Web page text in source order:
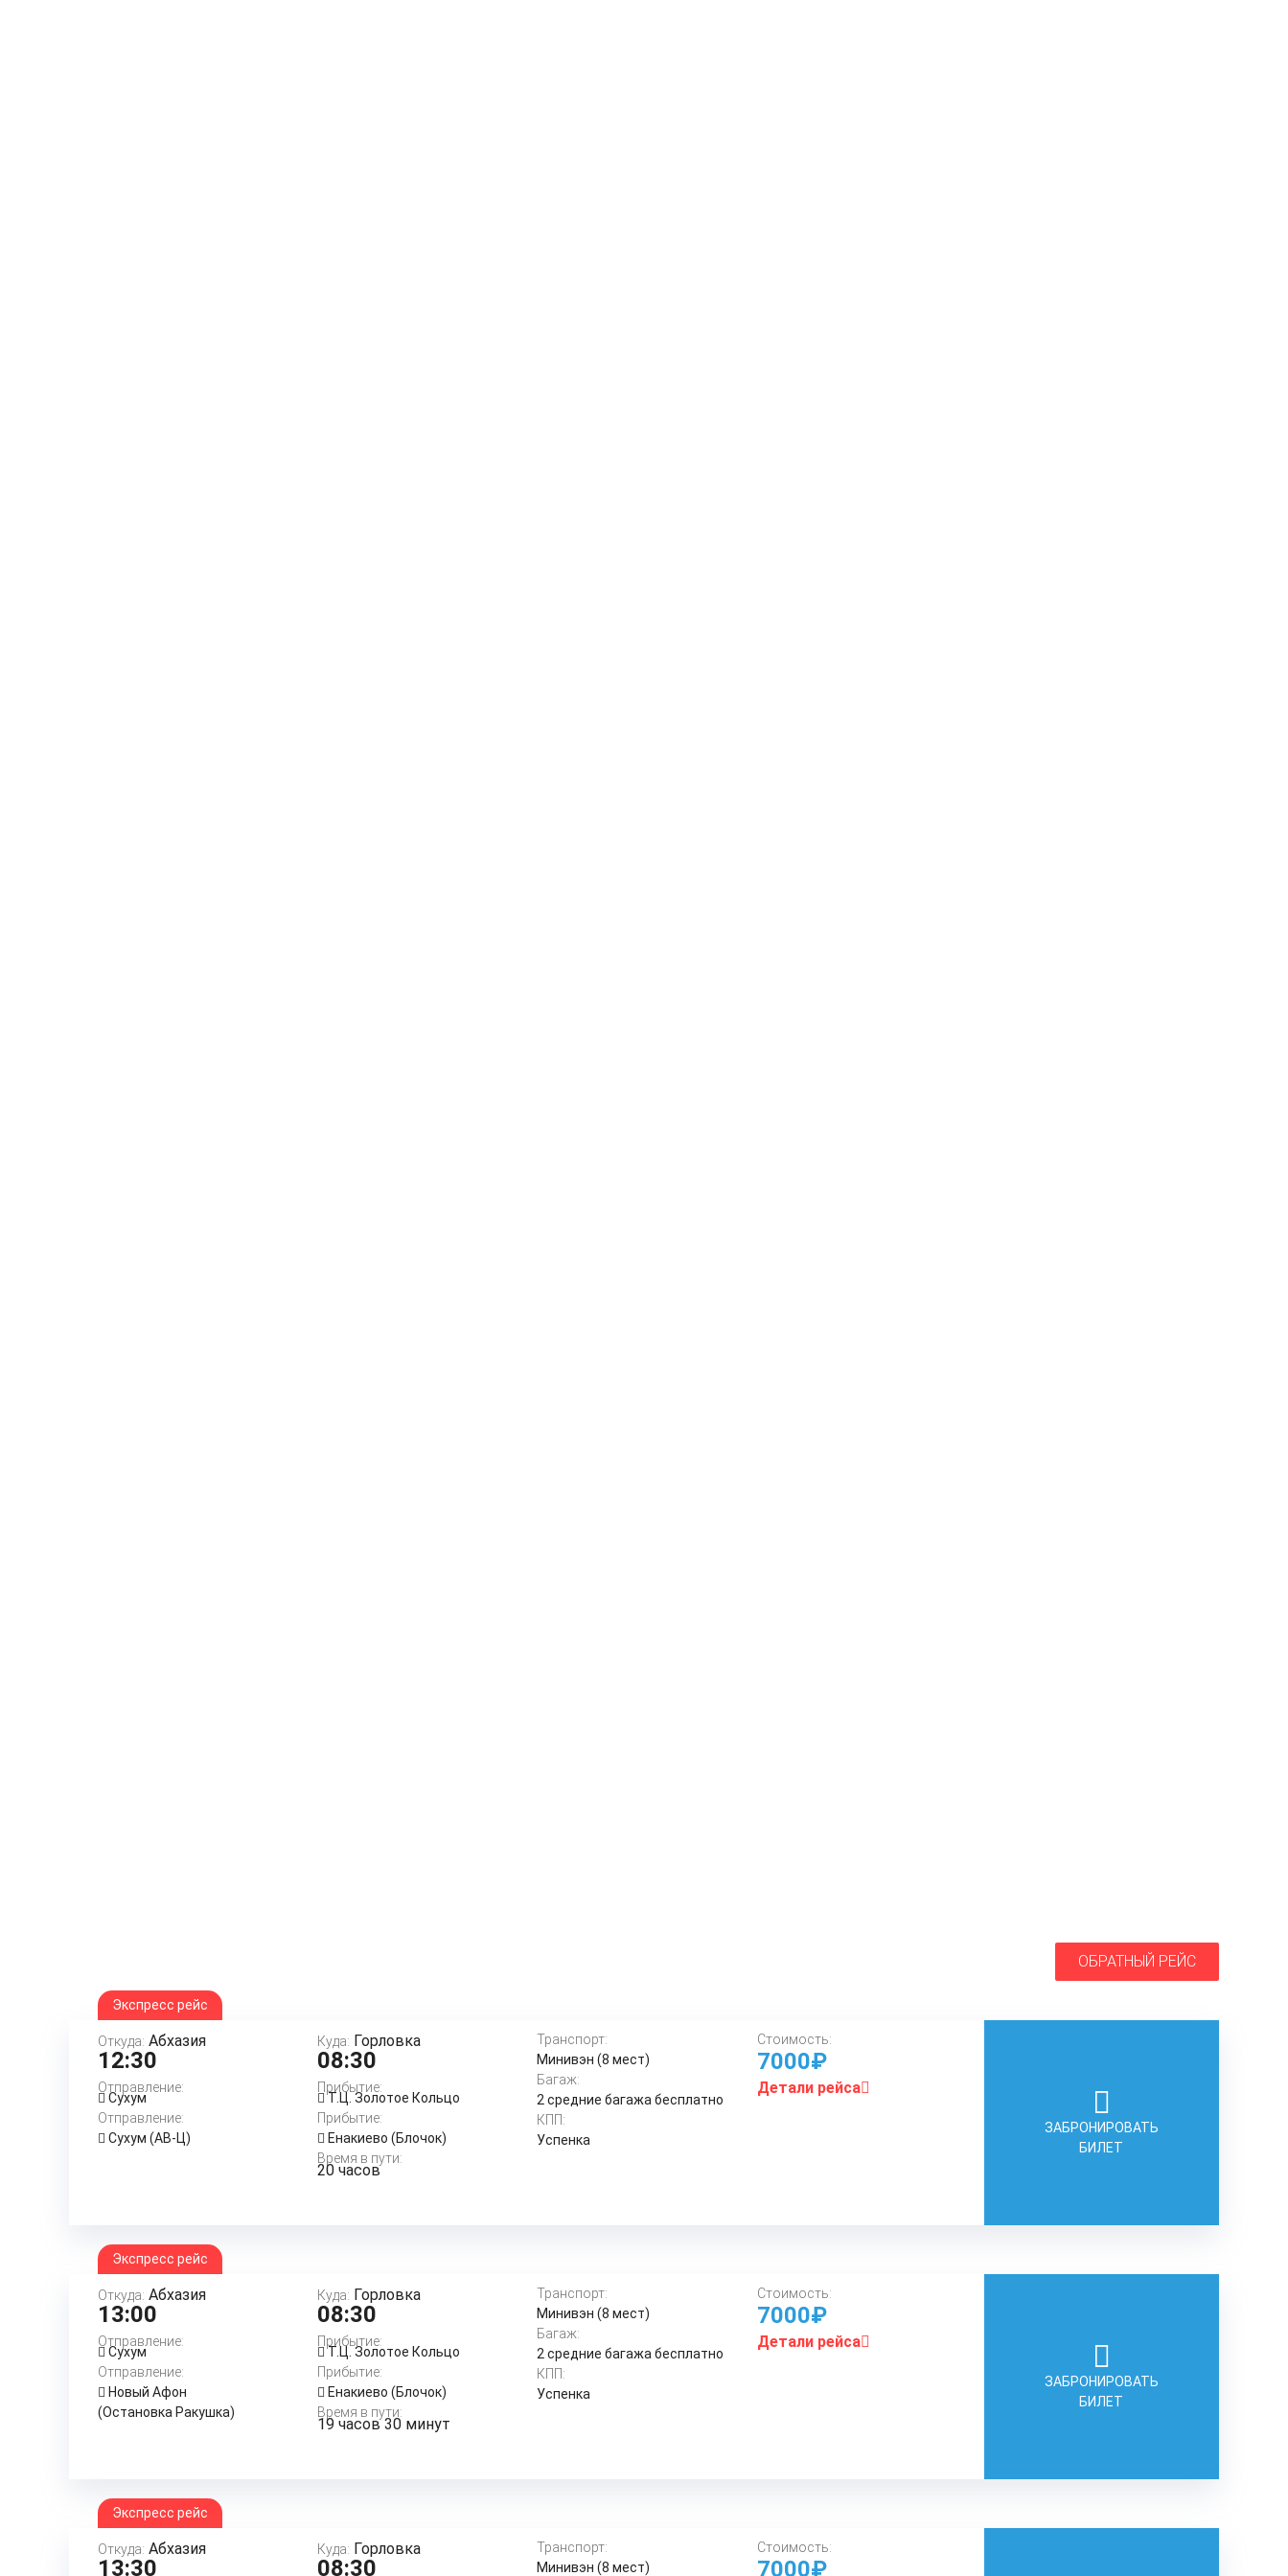
ОБРАТНЫЙ РЕЙС
Экспресс рейс
Откуда: Абхазия
12:30
Отправление:
Сухум
Отправление:
Сухум (АВ-Ц)
Куда: Горловка
08:30
Прибытие:
Т.Ц. Золотое Кольцо
Прибытие:
Енакиево (Блочок)
Время в пути:
20 часов
Транспорт:
Минивэн (8 мест)
Багаж:
2 средние багажа бесплатно
КПП:
Успенка
Стоимость:
7000₽
Детали рейса
ЗАБРОНИРОВАТЬ
БИЛЕТ
Экспресс рейс
Откуда: Абхазия
13:00
Отправление:
Сухум
Отправление:
Новый Афон
(Остановка Ракушка)
Куда: Горловка
08:30
Прибытие:
Т.Ц. Золотое Кольцо
Прибытие:
Енакиево (Блочок)
Время в пути:
19 часов 30 минут
Транспорт:
Минивэн (8 мест)
Багаж:
2 средние багажа бесплатно
КПП:
Успенка
Стоимость:
7000₽
Детали рейса
ЗАБРОНИРОВАТЬ
БИЛЕТ
Экспресс рейс
Откуда: Абхазия
13:30
Куда: Горловка
08:30
Транспорт:
Минивэн (8 мест)
Стоимость:
7000₽